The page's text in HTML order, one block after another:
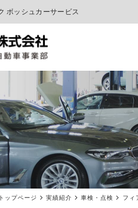
ボッシュカーサービス
トップページ 実績紹介 車検・点検 フィ